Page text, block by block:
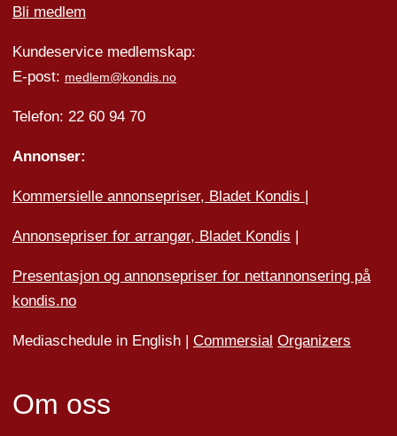
Bli medlem
Kundeservice medlemskap:
E-post: medlem@kondis.no
Telefon: 22 60 94 70
Annonser:
Kommersielle annonsepriser, Bladet Kondis |
Annonsepriser for arrangør, Bladet Kondis |
Presentasjon og annonsepriser for nettannonsering på
kondis.no
Mediaschedule in English | Commersial Organizers
Om oss